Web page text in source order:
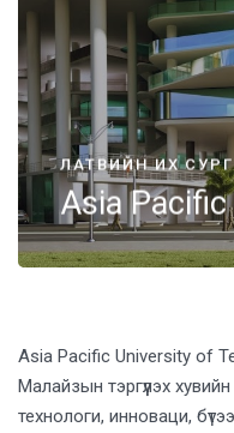
ЛАТВИЙН ИХ
Asia
Asia Pacific University of
Малайзын тэргүүлэх
технологи, инноваци,